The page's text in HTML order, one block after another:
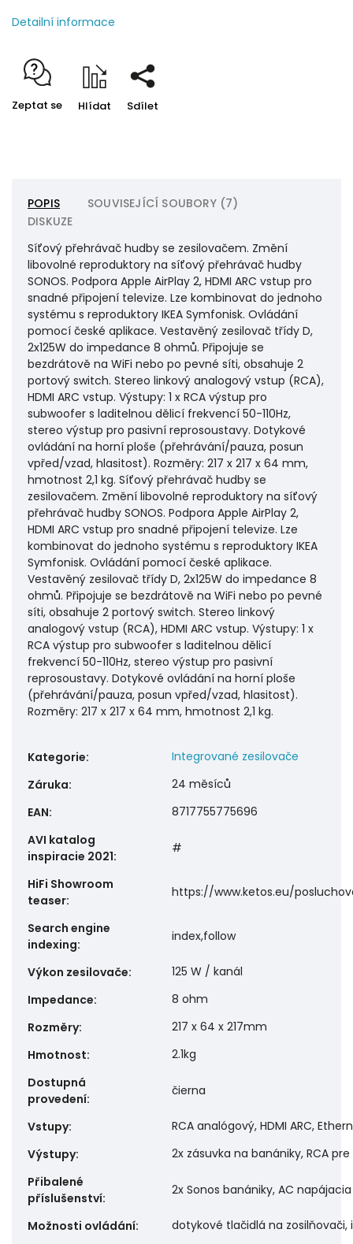
Detailní informace
Zeptat se Hlídat Sdílet
POPIS
SOUVISEJÍCÍ SOUBORY (7)
DISKUZE
Síťový přehrávač hudby se zesilovačem. Změní
libovolné reproduktory na síťový přehrávač hudby
SONOS. Podpora Apple AirPlay 2, HDMI ARC vstup pro
snadné připojení televize. Lze kombinovat do jednoho
systému s reproduktory IKEA Symfonisk. Ovládání
pomocí české aplikace. Vestavěný zesilovač třídy D,
2x125W do impedance 8 ohmů. Připojuje se
bezdrátově na WiFi nebo po pevné síti, obsahuje 2
portový switch. Stereo linkový analogový vstup (RCA),
HDMI ARC vstup. Výstupy: 1 x RCA výstup pro
subwoofer s laditelnou dělicí frekvencí 50-110Hz,
stereo výstup pro pasivní reprosoustavy. Dotykové
ovládání na horní ploše (přehrávání/pauza, posun
vpřed/vzad, hlasitost). Rozměry: 217 x 217 x 64 mm,
hmotnost 2,1 kg. Síťový přehrávač hudby se
zesilovačem. Změní libovolné reproduktory na síťový
přehrávač hudby SONOS. Podpora Apple AirPlay 2,
HDMI ARC vstup pro snadné připojení televize. Lze
kombinovat do jednoho systému s reproduktory IKEA
Symfonisk. Ovládání pomocí české aplikace.
Vestavěný zesilovač třídy D, 2x125W do impedance 8
ohmů. Připojuje se bezdrátově na WiFi nebo po pevné
síti, obsahuje 2 portový switch. Stereo linkový
analogový vstup (RCA), HDMI ARC vstup. Výstupy: 1 x
RCA výstup pro subwoofer s laditelnou dělicí
frekvencí 50-110Hz, stereo výstup pro pasivní
reprosoustavy. Dotykové ovládání na horní ploše
(přehrávání/pauza, posun vpřed/vzad, hlasitost).
Rozměry: 217 x 217 x 64 mm, hmotnost 2,1 kg.
Kategorie:
Integrované zesilovače
Záruka:
24 měsíců
EAN:
8717755775696
AVI katalog
inspiracie 2021:
#
HiFi Showroom
teaser:
https://www.ketos.eu/
Search engine
indexing:
index,follow
Výkon zesilovače:
125 W / kanál
Impedance:
8 ohm
Rozměry:
217 x 64 x 217mm
Hmotnost:
2.1kg
Dostupná
provedení:
čierna
Vstupy:
RCA analógový, HDMI ARC,
Výstupy:
2x zásuvka na banániky, RCA
Přibalené
příslušenství:
2x Sonos banániky, AC
Možnosti ovládání:
dotykové tlačidlá na